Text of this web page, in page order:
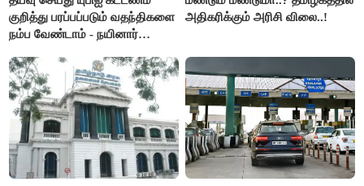
குறித்து பரப்பப்படும் வதந்திகளை
நம்ப வேண்டாம் - நயினார்
அதிகரிக்கும் அரிசி விலை..!